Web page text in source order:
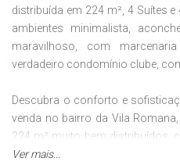
distribuída em 224 m², 4 Suítes
ambientes minimalista,
maravilhoso, com
verdadeiro condomínio clube,
Descubra o conforto e
venda no bairro da Vila
224 m² muito bem distribuídos,
vagas de garagem demarcadas.
Ver mais...